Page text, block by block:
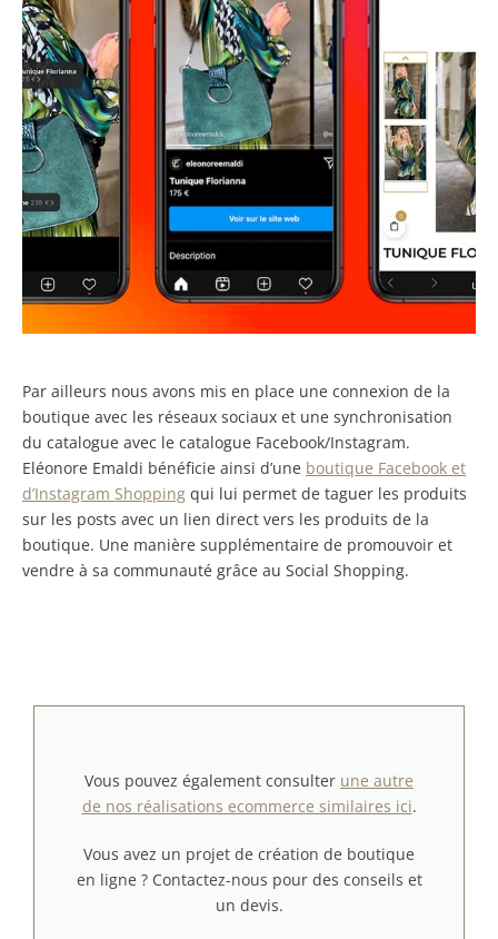
Par ailleurs nous avons mis en place une connexion de la
boutique avec les réseaux sociaux et une synchronisation
du catalogue avec le catalogue Facebook/Instagram.
Eléonore Emaldi bénéficie ainsi d’une boutique Facebook et
d’Instagram Shopping qui lui permet de taguer les produits
sur les posts avec un lien direct vers les produits de la
boutique. Une manière supplémentaire de promouvoir et
vendre à sa communauté grâce au Social Shopping.
Vous pouvez également consulter une autre
de nos réalisations ecommerce similaires ici.
Vous avez un projet de création de boutique
en ligne ? Contactez-nous pour des conseils et
un devis.